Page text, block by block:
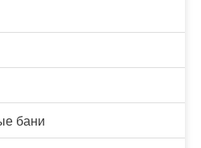
бани